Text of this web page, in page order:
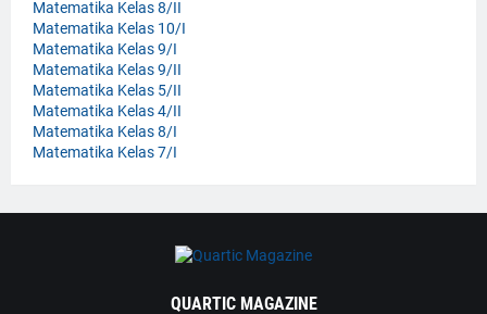
Matematika Kelas 8/II
Matematika Kelas 10/I
Matematika Kelas 9/I
Matematika Kelas 9/II
Matematika Kelas 5/II
Matematika Kelas 4/II
Matematika Kelas 8/I
Matematika Kelas 7/I
QUARTIC MAGAZINE